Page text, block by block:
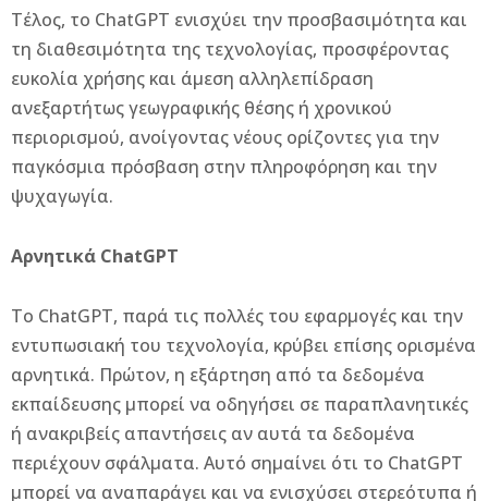
Τέλος, το ChatGPT ενισχύει την προσβασιμότητα και
τη διαθεσιμότητα της τεχνολογίας, προσφέροντας
ευκολία χρήσης και άμεση αλληλεπίδραση
ανεξαρτήτως γεωγραφικής θέσης ή χρονικού
περιορισμού, ανοίγοντας νέους ορίζοντες για την
παγκόσμια πρόσβαση στην πληροφόρηση και την
ψυχαγωγία.
Αρνητικά ChatGPT
Το ChatGPT, παρά τις πολλές του εφαρμογές και την
εντυπωσιακή του τεχνολογία, κρύβει επίσης ορισμένα
αρνητικά. Πρώτον, η εξάρτηση από τα δεδομένα
εκπαίδευσης μπορεί να οδηγήσει σε παραπλανητικές
ή ανακριβείς απαντήσεις αν αυτά τα δεδομένα
περιέχουν σφάλματα. Αυτό σημαίνει ότι το ChatGPT
μπορεί να αναπαράγει και να ενισχύσει στερεότυπα ή